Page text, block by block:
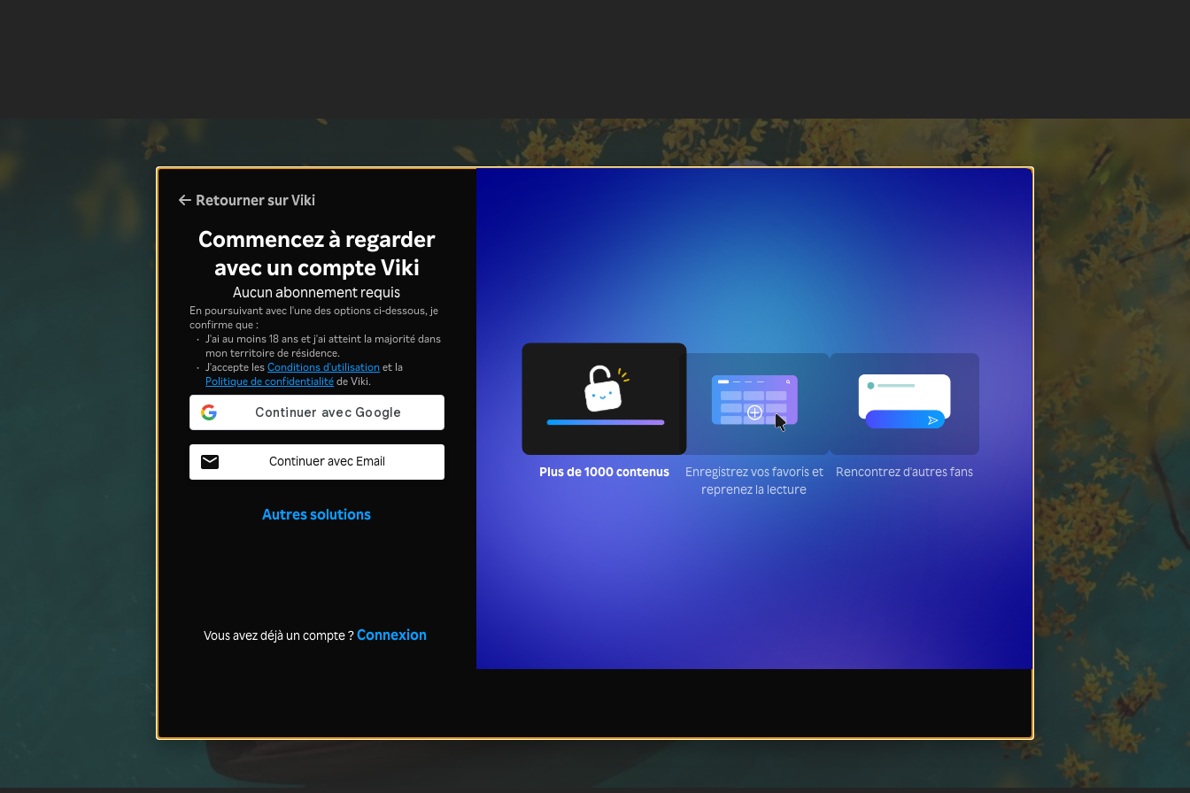
Retourner sur Viki
Commencez à regarder
avec un compte Viki
Aucun abonnement requis
En poursuivant avec l'une des options ci-dessous, je
confirme que :
J'ai au moins 18 ans et j'ai atteint la majorité dans
mon territoire de résidence.
J'accepte lesConditions d'utilisationet la
Politique de confidentialitéde Viki.
Continuer avec Email
Autres solutions
Vous avez déjà un compte ?Connexion
Plus de 1000 contenus
Enregistrez vos favoris et
reprenez la lecture
Rencontrez d'autres fans